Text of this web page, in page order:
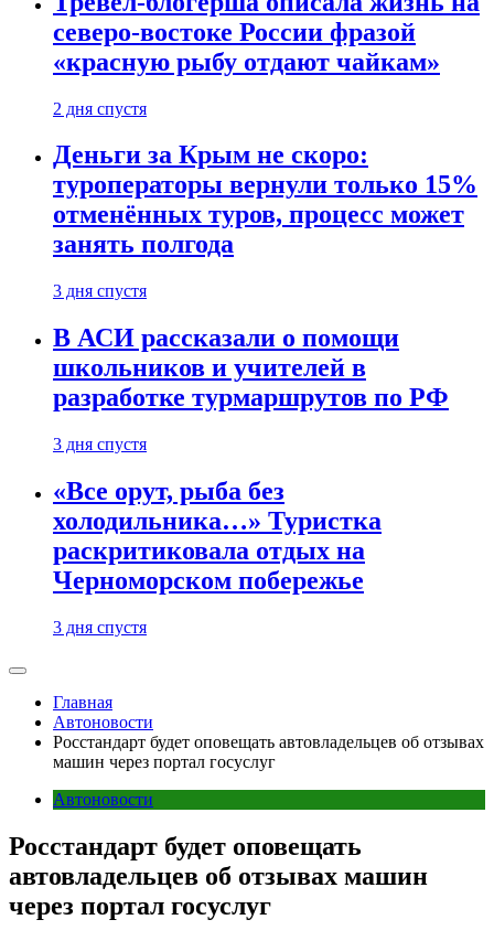
северо-востоке России фразой
«красную рыбу отдают чайкам»
2 дня спустя
Деньги за Крым не скоро:
туроператоры вернули только 15%
отменённых туров, процесс может
занять полгода
3 дня спустя
В АСИ рассказали о помощи
школьников и учителей в
разработке турмаршрутов по РФ
3 дня спустя
«Все орут, рыба без
холодильника…» Туристка
раскритиковала отдых на
Черноморском побережье
3 дня спустя
Главная
Автоновости
Росстандарт будет оповещать автовладельцев об отзывах
машин через портал госуслуг
Автоновости
Росстандарт будет оповещать
автовладельцев об отзывах машин
через портал госуслуг